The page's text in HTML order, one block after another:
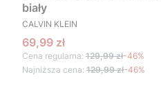
biały
PRODUCENT
CALVIN KLEIN
Cena promocyjna
69,99 zł
Cena regularna: 129,99 zł-46%
Najniższa cena: 129,99 zł-46%